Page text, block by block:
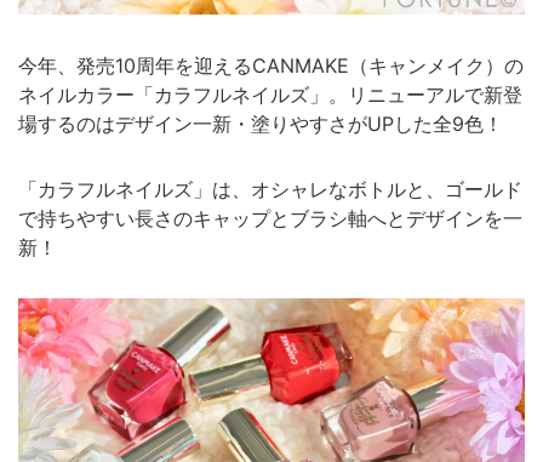
今年、発売10周年を迎えるCANMAKE（キャンメイク）の
ネイルカラー「カラフルネイルズ」。リニューアルで新登
場するのはデザイン一新・塗りやすさがUPした全9色！
「カラフルネイルズ」は、オシャレなボトルと、ゴールド
で持ちやすい長さのキャップとブラシ軸へとデザインを一
新！